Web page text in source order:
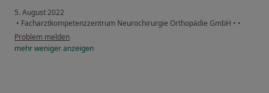
5. August 2022
• Facharztkompetenzzentrum Neurochirurgie Orthopädie GmbH • •
Problem melden
mehrwenigeranzeigen